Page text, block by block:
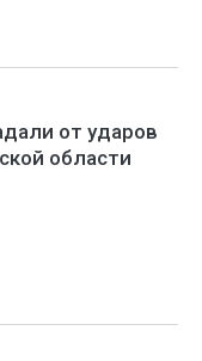
от ударов
области